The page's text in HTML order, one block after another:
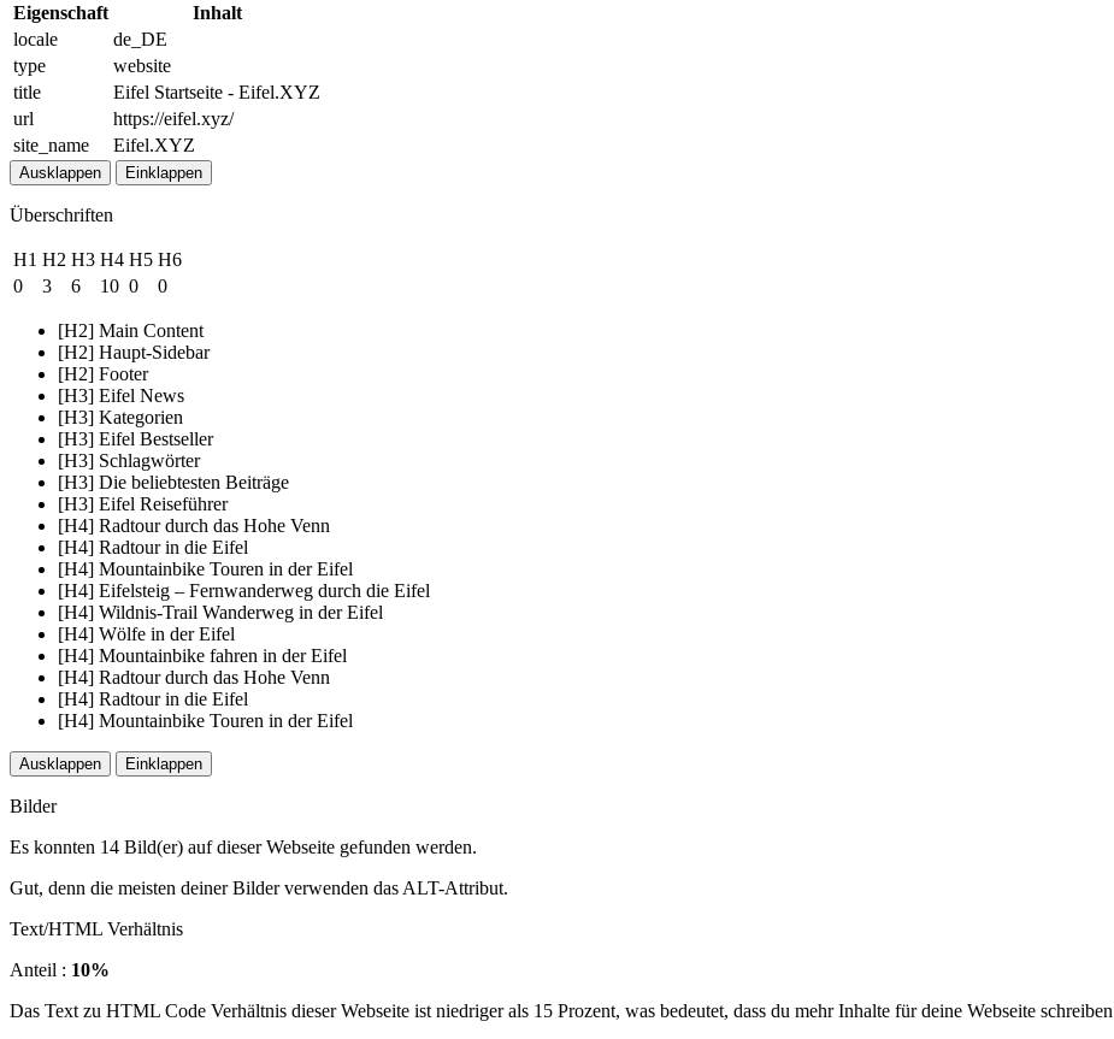
Eigenschaft
Inhalt
locale
de_DE
type
website
title
Eifel Startseite - Eifel.XYZ
url
https://eifel.xyz/
site_name
Eifel.XYZ
Ausklappen Einklappen
Überschriften
H1 H2 H3 H4 H5 H6
0
3 6 10 0 0
[H2] Main Content
[H2] Haupt-Sidebar
[H2] Footer
[H3] Eifel News
[H3] Kategorien
[H3] Eifel Bestseller
[H3] Schlagwörter
[H3] Die beliebtesten Beiträge
[H3] Eifel Reiseführer
[H4] Radtour durch das Hohe Venn
[H4] Radtour in die Eifel
[H4] Mountainbike Touren in der Eifel
[H4] Eifelsteig – Fernwanderweg durch die Eifel
[H4] Wildnis-Trail Wanderweg in der Eifel
[H4] Wölfe in der Eifel
[H4] Mountainbike fahren in der Eifel
[H4] Radtour durch das Hohe Venn
[H4] Radtour in die Eifel
[H4] Mountainbike Touren in der Eifel
Ausklappen Einklappen
Bilder
Es konnten 14 Bild(er) auf dieser Webseite gefunden werden.
Gut, denn die meisten deiner Bilder verwenden das ALT-Attribut.
Text/HTML Verhältnis
Anteil : 10%
Das Text zu HTML Code Verhältnis dieser Webseite ist niedriger als 15 Prozent, was bedeutet, dass du mehr Inhalte für deine Webseite